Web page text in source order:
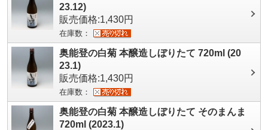
23.12)
販売価格:1,430円
在庫数：
奥能登の白菊 本醸造しぼりたて 720ml (20
23.1)
販売価格:1,430円
在庫数：
奥能登の白菊 本醸造しぼりたて そのまんま
720ml (2023.1)